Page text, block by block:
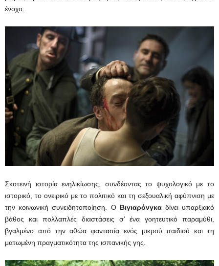
ένοχο.
Σκοτεινή ιστορία ενηλικίωσης, συνδέοντας το ψυχολογικό με το
ιστορικό, το ονειρικό με το πολιτικό και τη σεξουαλική αφύπνιση με
την κοινωνική συνειδητοποίηση. Ο Βιγιαρόνγκαδίνει υπαρξιακό
βάθος και πολλαπλές διαστάσεις σ’ ένα γοητευτικό παραμύθι,
βγαλμένο από την αθώα φαντασία ενός μικρού παιδιού και τη
ματωμένη πραγματικότητα της ισπανικής γης.